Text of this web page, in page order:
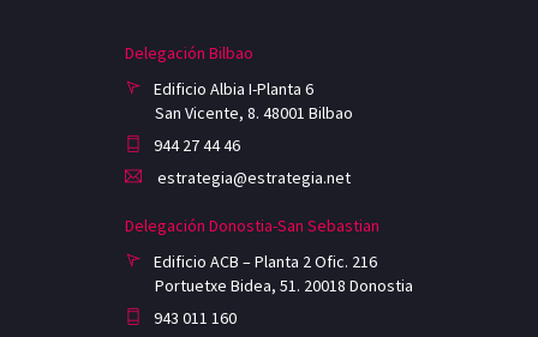
Delegación Bilbao
Edificio Albia I-Planta 6
San Vicente, 8. 48001 Bilbao
944 27 44 46
estrategia@estrategia.net
Delegación Donostia-San Sebastian
Edificio ACB – Planta 2 Ofic. 216
Portuetxe Bidea, 51. 20018 Donostia
943 011 160